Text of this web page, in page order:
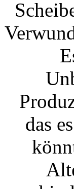
das